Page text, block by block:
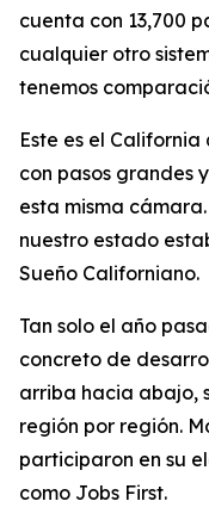
cuenta con 13,700
cualquier otro
tenemos
Este es el
con pasos grandes
esta misma
nuestro estado
Sueño Californiano.
Tan solo el año
concreto de
arriba hacia abajo,
región por región.
participaron en su
como Jobs First.